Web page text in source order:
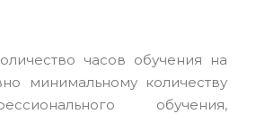
часов обучения на
минимальному количеству
обучения,